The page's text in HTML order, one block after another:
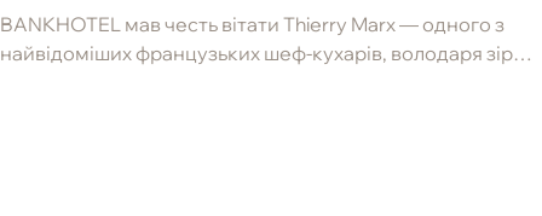
BANKHOTEL мав честь вітати Thierry Marx — одного з
найвідоміших французьких шеф-кухарів, володаря зірок